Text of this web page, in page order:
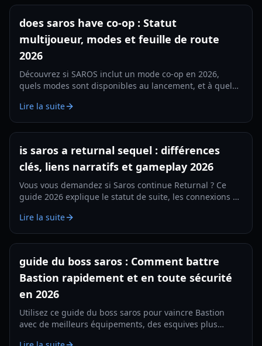
does saros have co-op : Statut
multijoueur, modes et feuille de route
2026
Découvrez si SAROS inclut un mode co-op en 2026,
quels modes sont disponibles au lancement, et à quel
futures mises à jour.
Lire la suite
is saros a returnal sequel : différences
clés, liens narratifs et gameplay 2026
Vous vous demandez si Saros continue Returnal ? Ce
guide 2026 explique le statut de suite, les connexions de
joueurs doivent s’attendre.
Lire la suite
guide du boss saros : Comment battre
Bastion rapidement et en toute sécurité
en 2026
Utilisez ce guide du boss saros pour vaincre Bastion
avec de meilleurs équipements, des esquives plus